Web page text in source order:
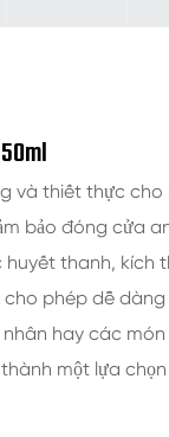
và thiết thực
bảo đóng cửa
thanh, kích
phép dễ
hay các
một lựa